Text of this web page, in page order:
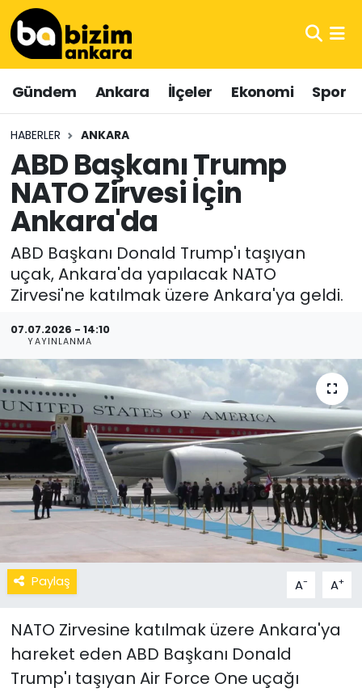
Gündem Ankara İlçeler Ekonomi Spor
HABERLER ANKARA
ABD Başkanı Trump
NATO Zirvesi İçin
Ankara'da
ABD Başkanı Donald Trump'ı taşıyan
uçak, Ankara'da yapılacak NATO
Zirvesi'ne katılmak üzere Ankara'ya geldi.
07.07.2026 - 14:10
YAYINLANMA
Paylaş A- A+
NATO Zirvesine katılmak üzere Ankara'ya
hareket eden ABD Başkanı Donald
Trump'ı taşıyan Air Force One uçağı
Hava Durumu
Trafik Durumu
Süper Lig Puan Durumu ve Fikstür
Tüm Manşetler
Son Dakika Haberleri
Haber Arşivi